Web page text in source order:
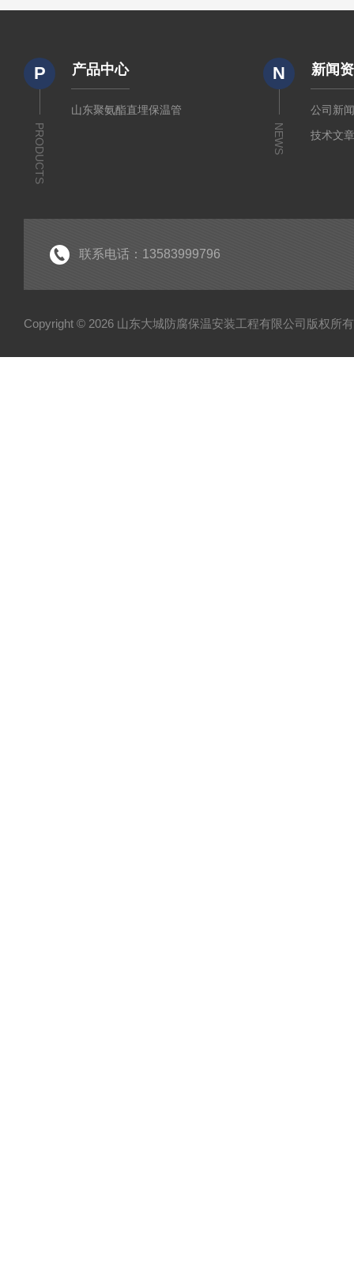
P
PRODUCTS
产品中心
山东聚氨酯直埋保温管
N
NEWS
新闻
公司新
技术文
联系电话：13583999796
Copyright © 2026 山东大城防腐保温安装工程有限公司版权所